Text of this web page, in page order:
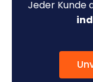
Jeder Kunde